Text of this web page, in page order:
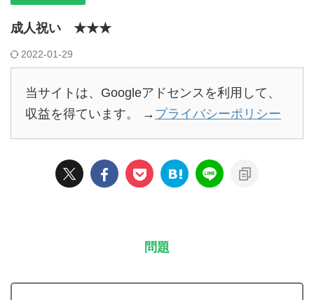
成人祝い ★★★
2022-01-29
当サイトは、Googleアドセンスを利用して、
収益を得ています。 → プライバシーポリシー
問題